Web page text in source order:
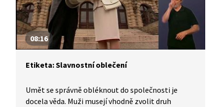
08:16
Etiketa: Slavnostní oblečení
Umět se správně obléknout do společnosti je
docela věda. Muži musejí vhodně zvolit druh